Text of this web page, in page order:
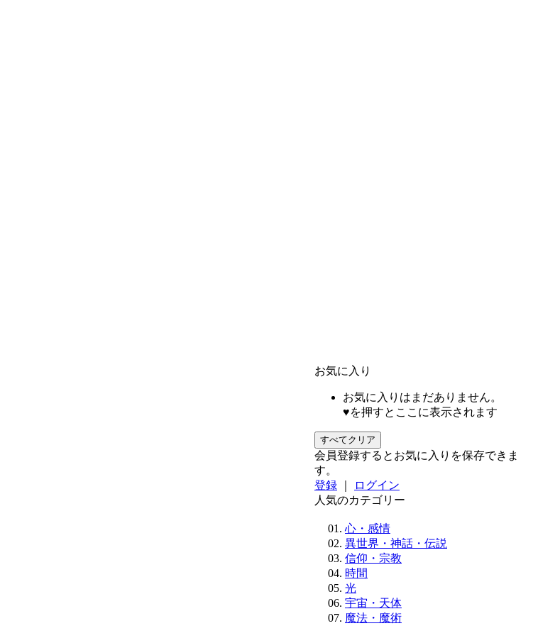
お気に入り
お気に入りはまだありません。
♥を押すとここに表示されます
すべてクリア
会員登録するとお気に入りを保存できま
す。
登録
ログイン
人気のカテゴリー
心・感情
異世界・神話・伝説
信仰・宗教
時間
光
宇宙・天体
魔法・魔術